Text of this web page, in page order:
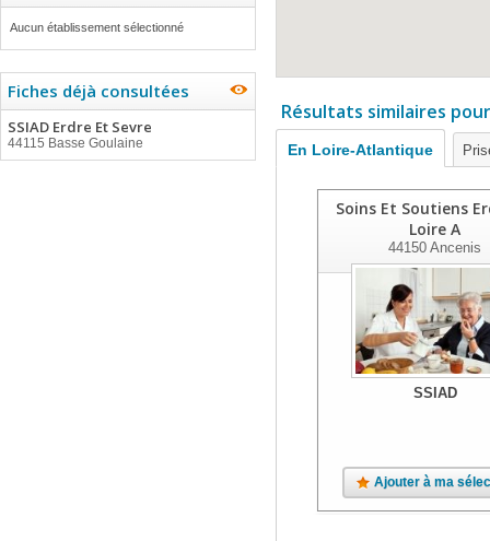
Aucun établissement sélectionné
Fiches déjà consultées
SSIAD Erdre Et Sevre
44115 Basse Goulaine
Résultats similaires
En Loire-Atlantique
Soins Et Soutiens
Loire A
44150 Ancenis
SSIAD
Ajouter à ma